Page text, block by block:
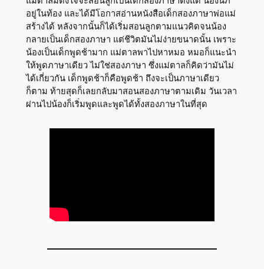
อยู่ในท้อง และได้มีโอกาสอ่านหนังสือเด็กสองภาษาพ่อแม่
สร้างได้ หลังจากนั้นก็ได้เริ่มสอนลูกตามแนวคิดจนน้อง
กลายเป็นเด็กสองภาษา แต่ชีวิตมันไม่ง่ายขนาดนั้น เพราะ
น้องเป็นเด็กพูดช้ามาก แม่ตาลพาไปหาหมอ หมอก็แนะนำ
ให้พูดภาษาเดียว ไม่ใช่สองภาษา ซึ่งแม่ตาลก็คิดว่ามันไม่
ได้เกี่ยวกัน เด็กพูดช้าก็คือพูดช้า ถึงจะเป็นภาษาเดียว
ก็ตาม ท้ายสุดก็เลยกลับมาสอนสองภาษาตามเดิม วันเวลา
ผ่านไปน้องก็เริ่มพูดและพูดได้ทั้งสองภาษาในที่สุด